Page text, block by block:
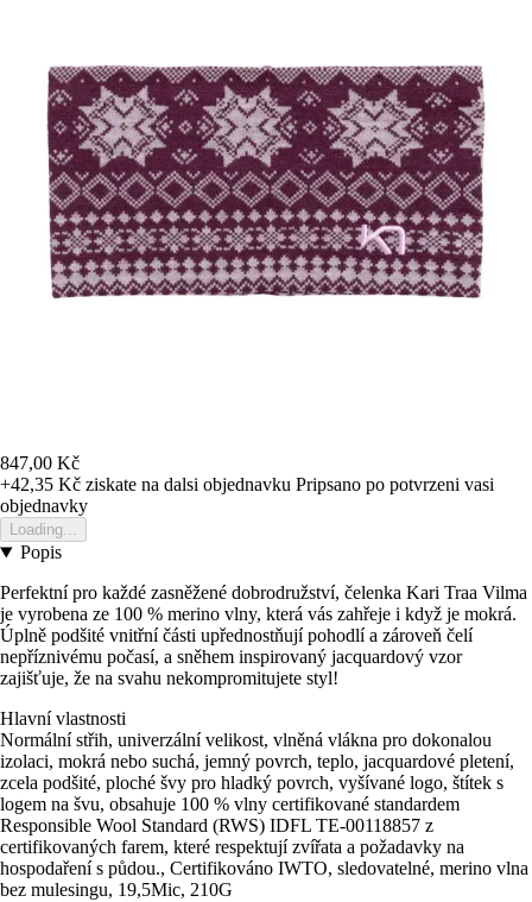
847,00 Kč
+42,35 Kč ziskate na dalsi objednavku Pripsano po potvrzeni vasi
objednavky
Loading...
Popis
Perfektní pro každé zasněžené dobrodružství, čelenka Kari Traa Vilma
je vyrobena ze 100 % merino vlny, která vás zahřeje i když je mokrá.
Úplně podšité vnitřní části upřednostňují pohodlí a zároveň čelí
nepříznivému počasí, a sněhem inspirovaný jacquardový vzor
zajišťuje, že na svahu nekompromitujete styl!
Hlavní vlastnosti
Normální střih, univerzální velikost, vlněná vlákna pro dokonalou
izolaci, mokrá nebo suchá, jemný povrch, teplo, jacquardové pletení,
zcela podšité, ploché švy pro hladký povrch, vyšívané logo, štítek s
logem na švu, obsahuje 100 % vlny certifikované standardem
Responsible Wool Standard (RWS) IDFL TE-00118857 z
certifikovaných farem, které respektují zvířata a požadavky na
hospodaření s půdou., Certifikováno IWTO, sledovatelné, merino vlna
bez mulesingu, 19,5Mic, 210G